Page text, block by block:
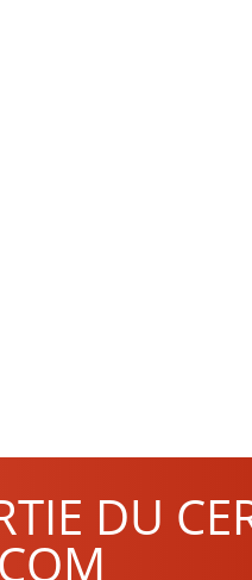
DU